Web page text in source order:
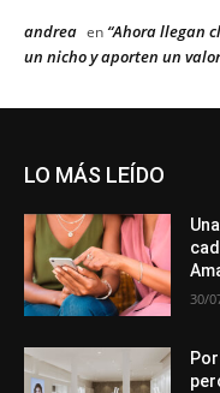
andrea en “Ahora llegan
un nicho y aporten un
LO MÁS LEÍDO
30/